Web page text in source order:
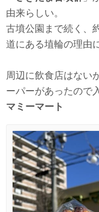
由来らしい。
古墳公園まで続く、
道にある埴輪の理由
周辺に飲食店はない
ーパーがあったので
マミーマート